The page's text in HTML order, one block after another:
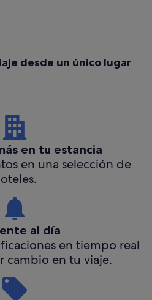
desde un único lugar
en tu estancia
en una selección de
al día
en tiempo real
cambio en tu viaje.